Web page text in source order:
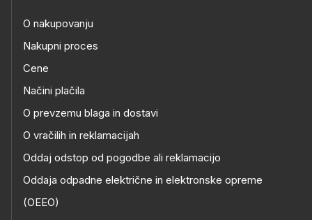
O nakupovanju
Nakupni proces
Cene
Načini plačila
O prevzemu blaga in dostavi
O vračilih in reklamacijah
Oddaj odstop od pogodbe ali reklamacijo
Oddaja odpadne električne in elektronske opreme
(OEEO)